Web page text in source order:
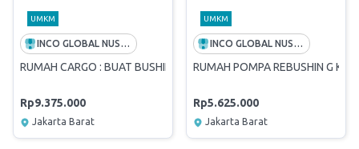
UMKM
INCO GLOBAL NUSANTARA
RUMAH CARGO : BUAT BUSHING MOUNTRING , ID 122MM X OD
Rp9.375.000
Jakarta Barat
UMKM
INCO GLOBAL NUSANTARA
RUMAH POMPA REBUSHIN G
Rp5.625.000
Jakarta Barat